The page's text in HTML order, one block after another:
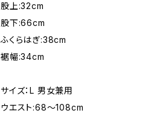
股上:32cm
股下:66cm
ふくらはぎ:38cm
裾幅:34cm
サイズ：L 男女兼用
ウエスト:68〜108cm